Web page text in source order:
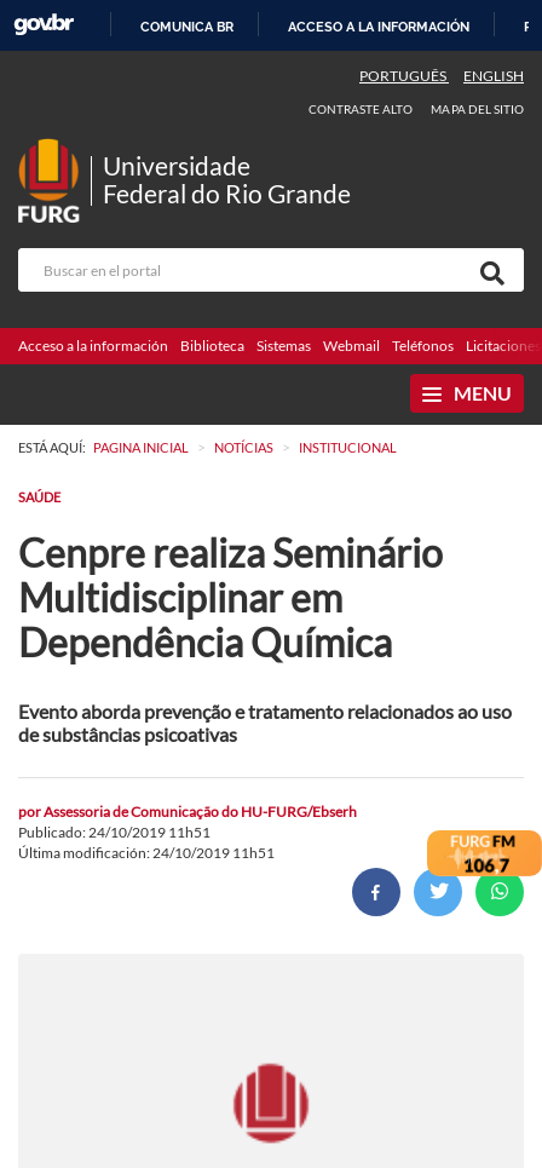
CONTENIDO
COMUNICA BR ACCESO A LA INFORMACIÓN
PORTUGUÊS ENGLISH
CONTRASTE ALTO MAPA DEL SITIO
Universidade
Federal do Rio Grande
Acceso a la información Biblioteca Sistemas Webmail Teléfonos Licitaciones
MENU
ESTÁ AQUÍ: PAGINA INICIAL > NOTÍCIAS > INSTITUCIONAL
SAÚDE
Cenpre realiza Seminário
Multidisciplinar em
Dependência Química
Evento aborda prevenção e tratamento relacionados ao uso
de substâncias psicoativas
porAssessoria de Comunicação do HU-FURG/Ebserh
Publicado: 24/10/2019 11h51
Última modificación: 24/10/2019 11h51